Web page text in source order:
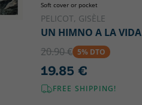
Soft cover or pocket
PELICOT, GISÈLE
UN HIMNO A LA VIDA
20.90 € 5% DTO
19.85 €
FREE SHIPPING!